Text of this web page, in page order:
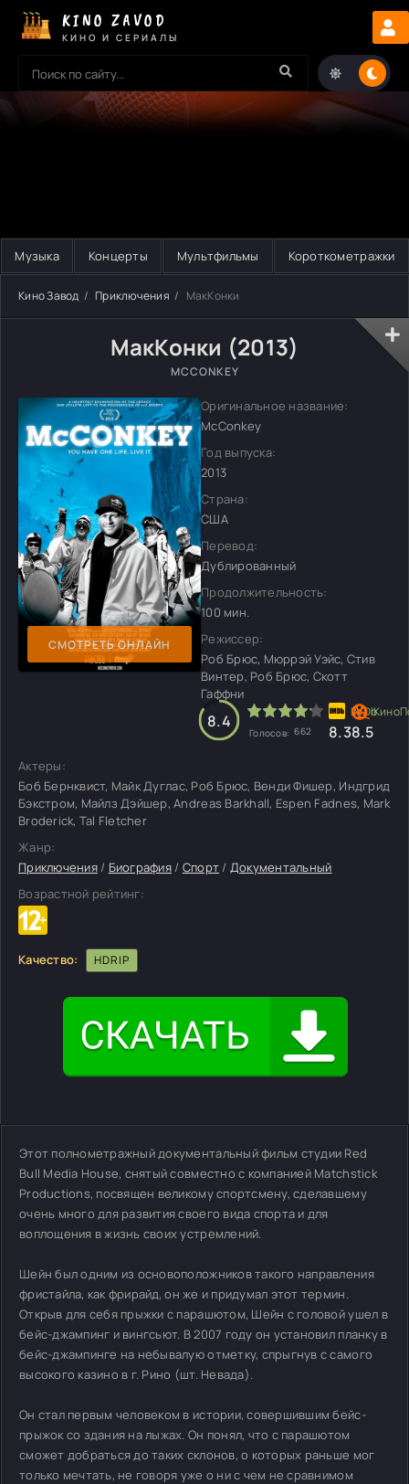
KINO ZAVOD
КИНО И СЕРИАЛЫ
Музыка Концерты Мультфильмы Короткометражки
Кино Завод Приключения МакКонки
МакКонки (2013)
MCCONKEY
СМОТРЕТЬ ОНЛАЙН
Оригинальное название:
McConkey
Год выпуска:
2013
Страна:
США
Перевод:
Дублированный
Продолжительность:
100 мин.
Режиссер:
Роб Брюс, Мюррэй Уэйс, Стив
Винтер, Роб Брюс, Скотт
Гаффни
8.4
Голосов: 662 8.38.5
Актеры:
Боб Бернквист, Майк Дуглас, Роб Брюс, Венди Фишер, Индгрид
Бэкстром, Майлз Дэйшер, Andreas Barkhall, Espen Fadnes, Mark
Broderick, Tal Fletcher
Жанр:
Приключения/ Биография / Спорт / Документальный
Возрастной рейтинг:
Качество: HDRIP
Этот полнометражный документальный фильм студии Red
Bull Media House, снятый совместно с компанией Matchstick
Productions, посвящен великому спортсмену, сделавшему
очень много для развития своего вида спорта и для
воплощения в жизнь своих устремлений.
Шейн был одним из основоположников такого направления
фристайла, как фрирайд, он же и придумал этот термин.
Открыв для себя прыжки с парашютом, Шейн с головой ушел в
бейс-джампинг и вингсьют. В 2007 году он установил планку в
бейс-джампинге на небывалую отметку, спрыгнув с самого
высокого казино в г. Рино (шт. Невада).
Он стал первым человеком в истории, совершившим бейс-
прыжок со здания на лыжах. Он понял, что с парашютом
сможет добраться до таких склонов, о которых раньше мог
только мечтать, не говоря уже о ни с чем не сравнимом